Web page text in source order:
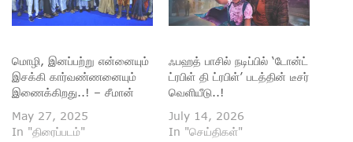
மொழி, இனப்பற்று என்னையும்
இசக்கி கார்வண்ணனையும்
இணைக்கிறது..! – சீமான்
May 27, 2025
In "திரைப்படம்"
ஃபஹத் பாசில் நடிப்பில் ‘டோன்ட்
ட்ரபிள் தி ட்ரபிள்’ படத்தின் டீசர்
வெளியீடு..!
July 14, 2026
In "செய்திகள்"